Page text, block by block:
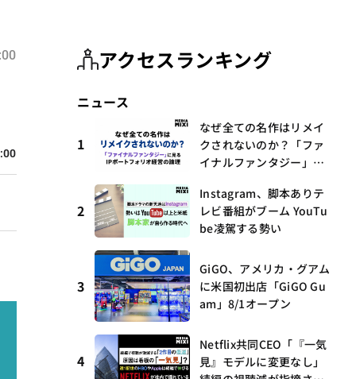
アクセスランキング
ニュース
1
なぜ全ての名作はリメイ
クされないのか？「ファ
イナルファンタジー」に
営の論理
2
Instagram、脚本ありテ
レビ番組がブーム YouTu
be凌駕する勢い
3
GiGO、アメリカ・グアム
に米国初出店「GiGO Gu
am」8/1オープン
4
Netflix共同CEO「『一気
見』モデルに変更なし」